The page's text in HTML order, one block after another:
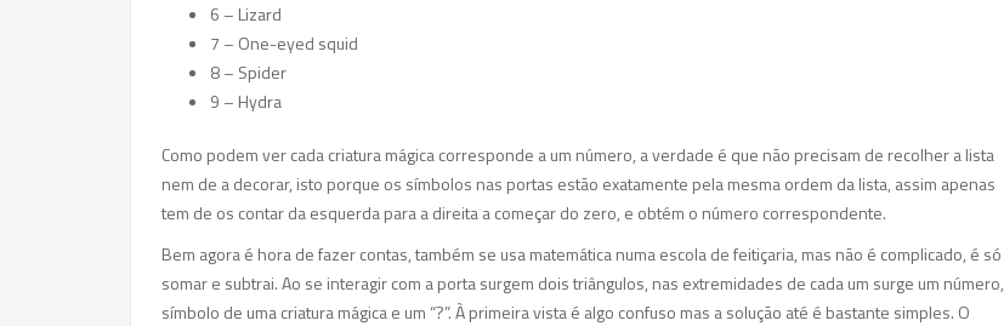
6 – Lizard
7 – One-eyed squid
8 – Spider
9 – Hydra
Como podem ver cada criatura mágica corresponde a um número, a verdade é que não precisam de recolher a lista
nem de a decorar, isto porque os símbolos nas portas estão exatamente pela mesma ordem da lista, assim apenas
tem de os contar da esquerda para a direita a começar do zero, e obtém o número correspondente.
Bem agora é hora de fazer contas, também se usa matemática numa escola de feitiçaria, mas não é complicado, é só
somar e subtrai. Ao se interagir com a porta surgem dois triângulos, nas extremidades de cada um surge um número,
símbolo de uma criatura mágica e um “?”. À primeira vista é algo confuso mas a solução até é bastante simples. O